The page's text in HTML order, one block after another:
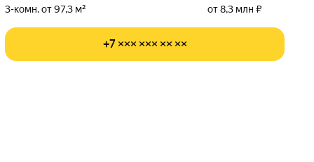
3-комн. от 97,3 м²
от 8,3 млн ₽
+7 ××× ××× ×× ××